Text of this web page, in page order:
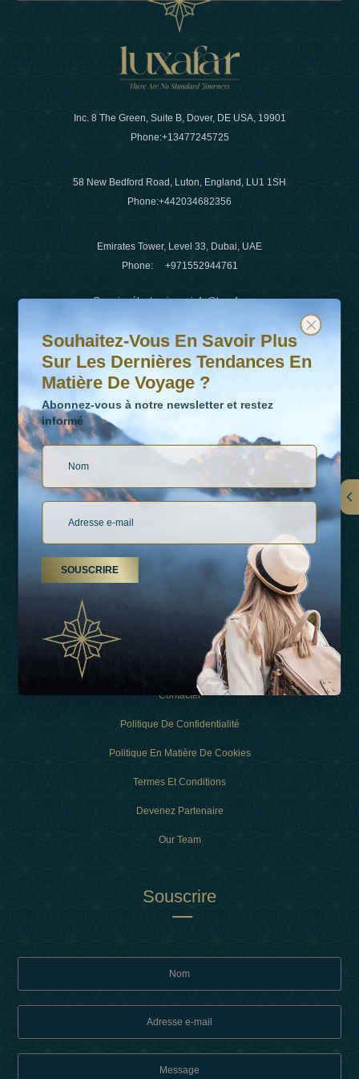
Inc. 8 The Green, Suite B, Dover, DE USA, 19901
Phone:+13477245725
58 New Bedford Road, Luton, England, LU1 1SH
Phone:+442034682356
Emirates Tower, Level 33, Dubai, UAE
Phone: +971552944761
Courrier électronique:info@luxafar.com
WhatsApp N°
+442034682356
+971552944761
LIENS
À Propos De Nous
Types De Vacances
Contacter
Politique De Confidentialité
Politique En Matière De Cookies
Termes Et Conditions
Devenez Partenaire
Our Team
Souscrire
Souhaitez-vous en savoir plus sur les dernières
Abonnez-vous à notre newsletter et restez informé
Souhaitez-Vous En Savoir Plus
Sur Les Dernières Tendances En
Matière De Voyage ?
Abonnez-vous à notre newsletter et restez
informé
SOUSCRIRE